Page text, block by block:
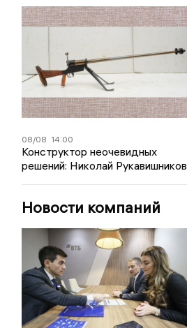
08/08 14:00
Конструктор неочевидных
решений: Николай Рукавишников
Новости компаний